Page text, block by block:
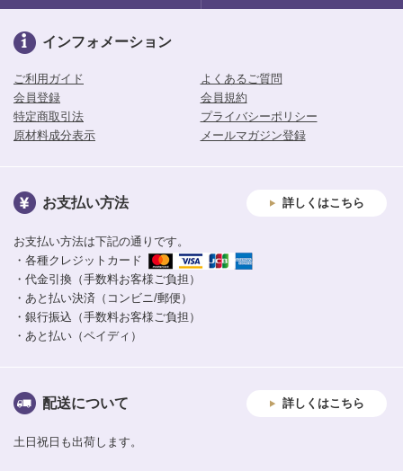
インフォメーション
ご利用ガイド
よくあるご質問
会員登録
会員規約
特定商取引法
プライバシーポリシー
原材料成分表示
メールマガジン登録
お支払い方法 詳しくはこちら
お支払い方法は下記の通りです。
・各種クレジットカード
・代金引換（手数料お客様ご負担）
・あと払い決済（コンビニ/郵便）
・銀行振込（手数料お客様ご負担）
・あと払い（ペイディ）
配送について 詳しくはこちら
土日祝日も出荷します。